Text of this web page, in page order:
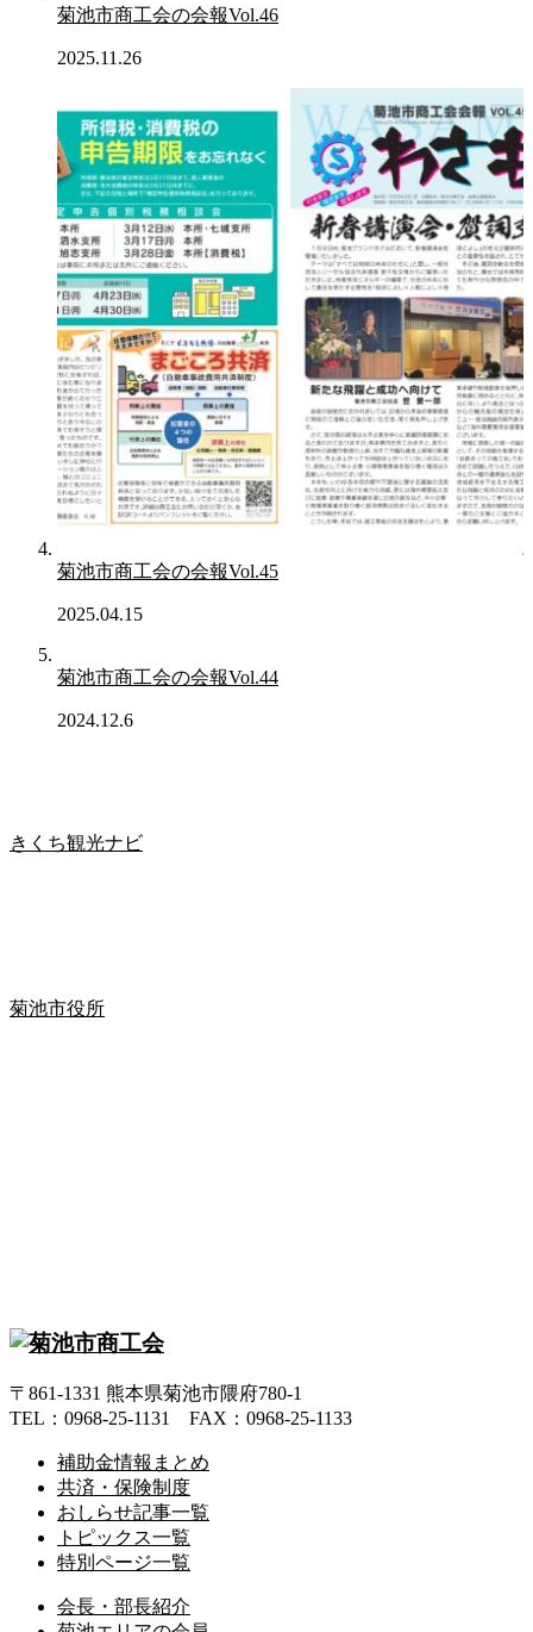
菊池市商工会の会報Vol.46
2025.11.26
菊池市商工会の会報Vol.45
2025.04.15
菊池市商工会の会報Vol.44
2024.12.6
きくち観光ナビ
菊池市役所
〒861-1331 熊本県菊池市隈府780-1
TEL：0968-25-1131 FAX：0968-25-1133
補助金情報まとめ
共済・保険制度
おしらせ記事一覧
トピックス一覧
特別ページ一覧
会長・部長紹介